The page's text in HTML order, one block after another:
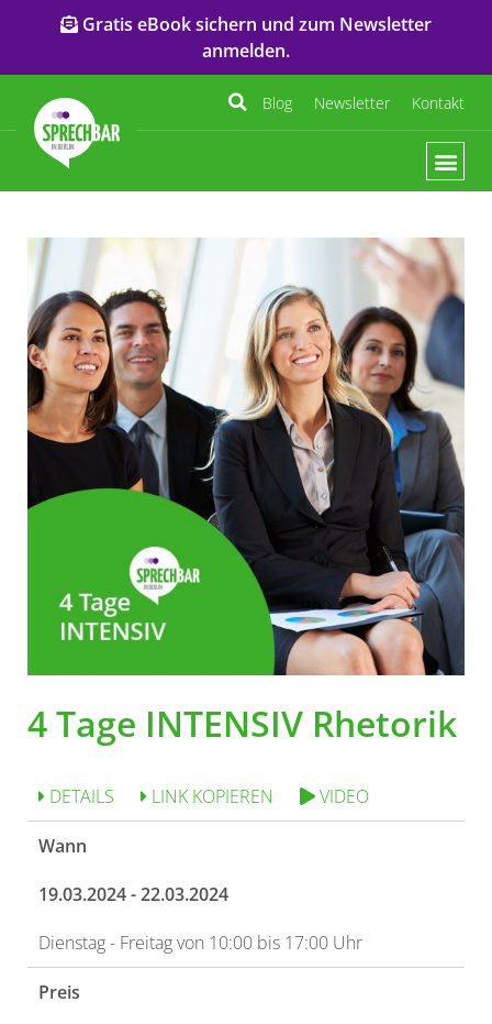
Gratis eBook sichern und zum Newsletter
anmelden.
Blog Newsletter Kontakt
4 Tage INTENSIV Rhetorik
DETAILS LINK KOPIEREN VIDEO
Wann
19.03.2024 - 22.03.2024
Dienstag - Freitag von 10:00 bis 17:00 Uhr
Preis